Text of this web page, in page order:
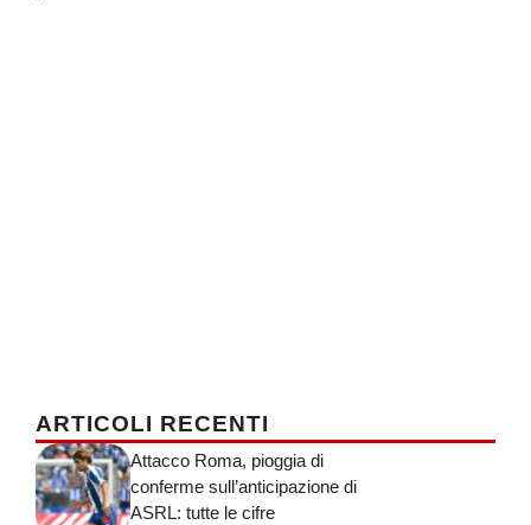
ARTICOLI RECENTI
Attacco Roma, pioggia di
conferme sull’anticipazione di
ASRL: tutte le cifre